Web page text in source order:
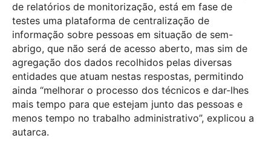
de relatórios de monitorização, está em fase de
testes uma plataforma de centralização de
informação sobre pessoas em situação de sem-
abrigo, que não será de acesso aberto, mas sim de
agregação dos dados recolhidos pelas diversas
entidades que atuam nestas respostas, permitindo
ainda “melhorar o processo dos técnicos e dar-lhes
mais tempo para que estejam junto das pessoas e
menos tempo no trabalho administrativo”, explicou a
autarca.